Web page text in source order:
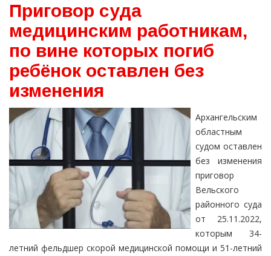
Приговор суда
медицинским работникам,
по вине которых погиб
ребёнок оставлен без
изменения
Архангельским
областным
судом оставлен
без изменения
приговор
Вельского
районного суда
от 25.11.2022,
которым 34-
летний фельдшер скорой медицинской помощи и 51-летний